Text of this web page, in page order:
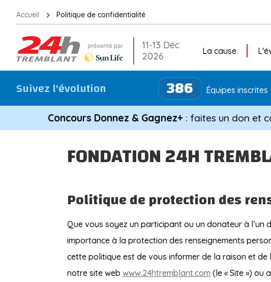
contenu
Accueil Politique de confidentialité
11-13 Déc
2026
La cause
Suivez l'évolution 386 Équipes inscrites
Concours Donnez & Gagnez+: faites un don et
FONDATION 24H
Politique de protection des
Que vous soyez un participant ou un donateur à l’un
importance à la protection des renseignements
cette politique est de vous informer de la raison et
notre site web www.24htremblant.com (le « Site ») ou